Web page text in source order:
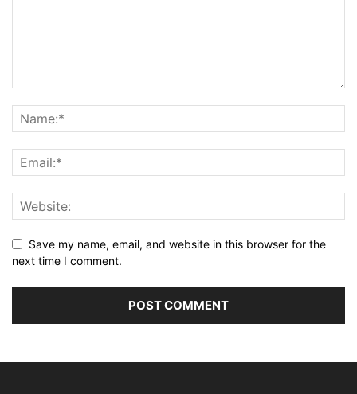
Save my name, email, and website in this browser for the
next time I comment.